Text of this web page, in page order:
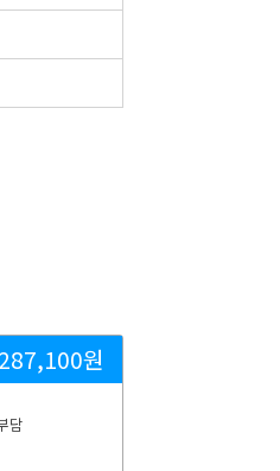
287,100원
담